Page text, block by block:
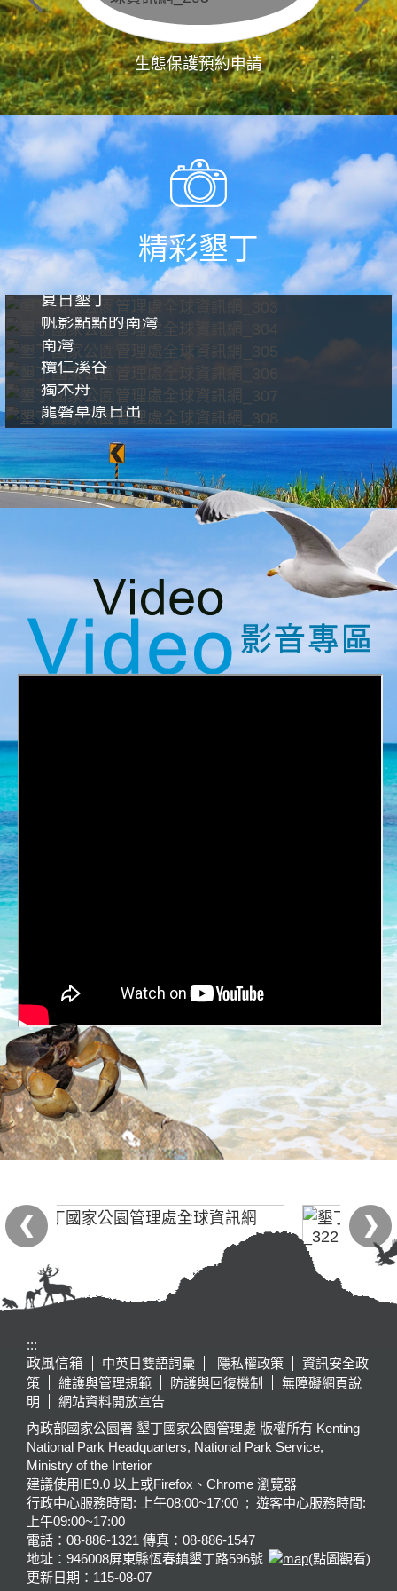
生態保護預約申請
精彩墾丁
夏日墾丁
帆影點點的南灣
南灣
欖仁溪谷
獨木舟
龍磐草原日出
:::
政風信箱
中英日雙語詞彙 隱私權政策
資訊安全政
策
維護與管理規範 防護與回復機制
無障礙網頁說
明
網站資料開放宣告
內政部國家公園署 墾丁國家公園管理處 版權所有 Kenting
National Park Headquarters, National Park Service,
Ministry of the Interior
建議使用IE9.0 以上或Firefox、Chrome 瀏覽器
行政中心服務時間: 上午08:00~17:00 ; 遊客中心服務時間:
上午09:00~17:00
電話：08-886-1321 傳真：08-886-1547
地址：946008屏東縣恆春鎮墾丁路596號
(點圖觀看)
更新日期： 115-08-07